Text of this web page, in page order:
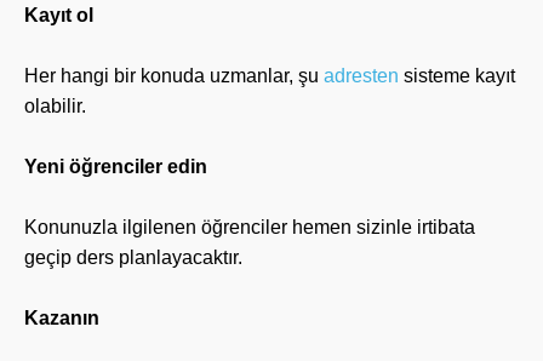
Kayıt ol
Her hangi bir konuda uzmanlar, şu adresten sisteme kayıt
olabilir.
Yeni öğrenciler edin
Konunuzla ilgilenen öğrenciler hemen sizinle irtibata
geçip ders planlayacaktır.
Kazanın